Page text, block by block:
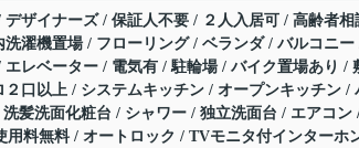
デザイナーズ / 保証人不要 / ２人入居可 / 高齢者
洗濯機置場 / フローリング / ベランダ / バルコニ
レベーター / 電気有 / 駐輪場 / バイク置場あり /
口以上 / システムキッチン / オープンキッチン /
髪洗面化粧台 / シャワー / 独立洗面台 / エアコン
用料無料 / オートロック / TVモニタ付インターホ